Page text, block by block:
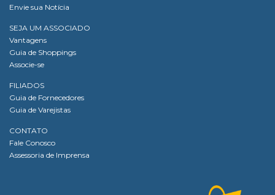
Envie sua Notícia
SEJA UM ASSOCIADO
Vantagens
Guia de Shoppings
Associe-se
FILIADOS
Guia de Fornecedores
Guia de Varejistas
CONTATO
Fale Conosco
Assessoria de Imprensa